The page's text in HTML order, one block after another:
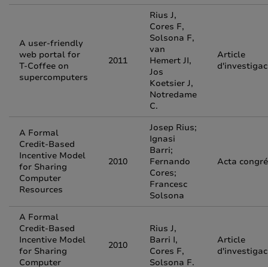
A user-friendly
web portal for
T-Coffee on
supercomputers
2011
Rius J,
Cores F,
Solsona F,
van
Hemert JI,
Jos
Koetsier J,
Notredame
C.
Article
A Formal
Credit-Based
Incentive Model
for Sharing
Computer
Resources
2010
Josep Rius;
Ignasi
Barri;
Fernando
Cores;
Francesc
Solsona
Acta
A Formal
Credit-Based
Incentive Model
for Sharing
Computer
2010
Rius J,
Barri I,
Cores F,
Solsona F.
Article